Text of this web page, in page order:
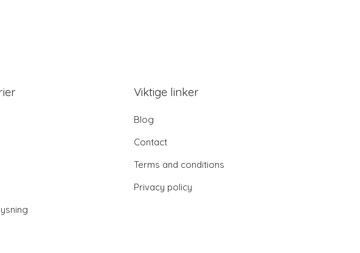
Viktige linker
Blog
Contact
Terms and conditions
Privacy policy